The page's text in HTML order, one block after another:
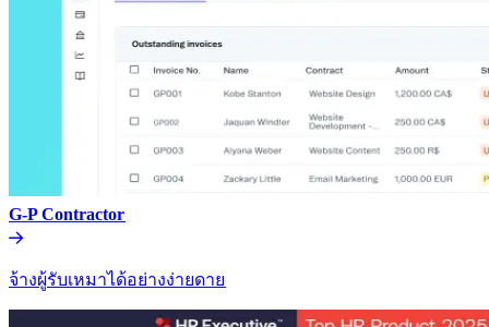
G-P Contractor​​
จ้างผู้รับเหมาได้อย่างง่ายดาย​​